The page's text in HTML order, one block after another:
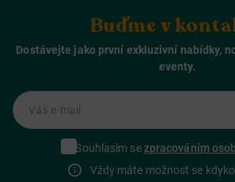
Buďme v
Dostávejte jako první exkluzivní nabídky,
eventy.
Váš e-mail
Souhlasím sezpracováním
Vždy máte možnost se